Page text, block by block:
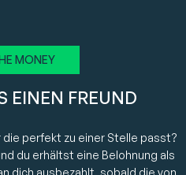
MONEY
EINEN FREUND
perfekt zu einer Stelle passt?
du erhältst eine Belohnung als
dich ausbezahlt, sobald die von